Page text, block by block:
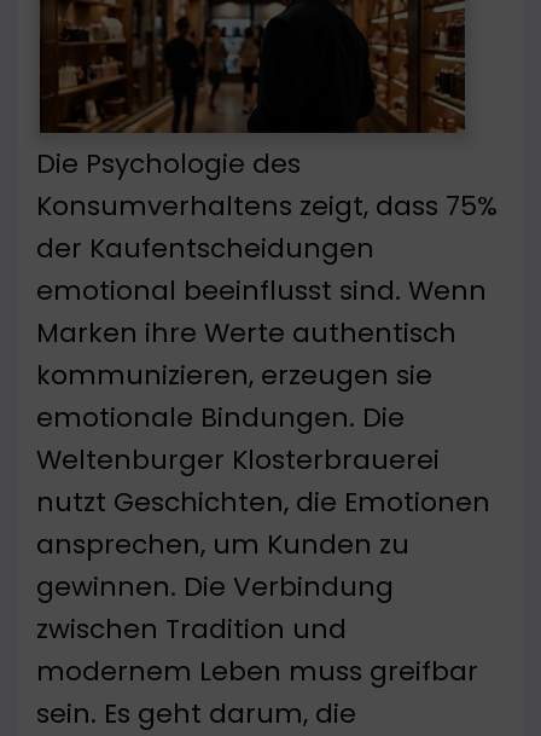
Die Psychologie des
Konsumverhaltens zeigt, dass 75%
der Kaufentscheidungen
emotional beeinflusst sind. Wenn
Marken ihre Werte authentisch
kommunizieren, erzeugen sie
emotionale Bindungen. Die
Weltenburger Klosterbrauerei
nutzt Geschichten, die Emotionen
ansprechen, um Kunden zu
gewinnen. Die Verbindung
zwischen Tradition und
modernem Leben muss greifbar
sein. Es geht darum, die